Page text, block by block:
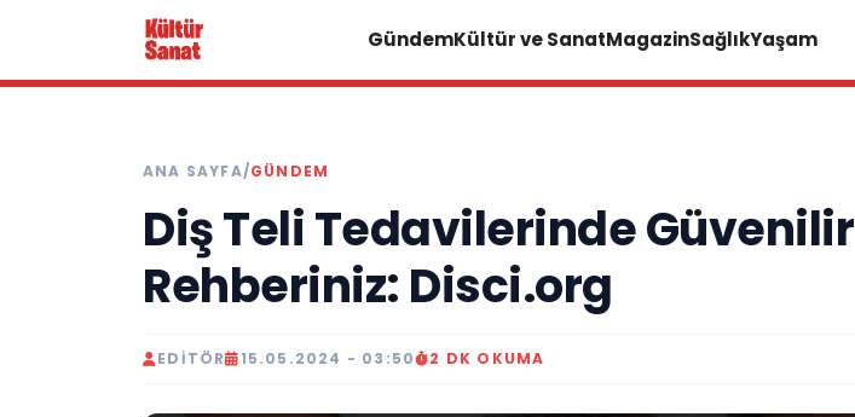
GündemKültür ve SanatMagazinSağlıkYaşam
ANA SAYFA/GÜNDEM
Diş Teli Tedavilerinde Güvenilir
Rehberiniz: Disci.org
EDITÖR 15.05.2024 - 03:50 2 DK OKUMA